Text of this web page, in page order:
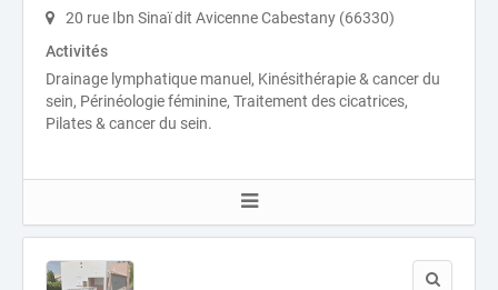
20 rue Ibn Sinaï dit Avicenne Cabestany (66330)
Activités
Drainage lymphatique manuel, Kinésithérapie & cancer du
sein, Périnéologie féminine, Traitement des cicatrices,
Pilates & cancer du sein.